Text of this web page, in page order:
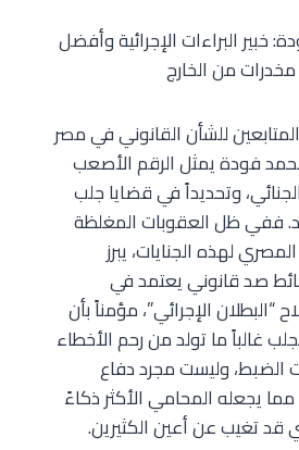
خبير البراءات الإجرائية وأفضل
من الخارج
للشأن القانوني في مصر
فودة يمثل الرقم الأصعب
وتحديداً في قضايا جلب
ففي ظل العقوبات المغلظة
لهذه الجنايات، يبرز
صد قانوني يعتمد في
“البطلان الإجرائي”، مؤمناً بأن
غالباً ما تولد من رحم الأخطاء
الضبط، وليست مجرد دفاع
يجعله المحامي الأكثر ذكاءً
قد تغيب عن أعين الكثيرين.